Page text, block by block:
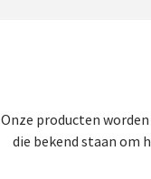
Onze producten
die bekend staan om